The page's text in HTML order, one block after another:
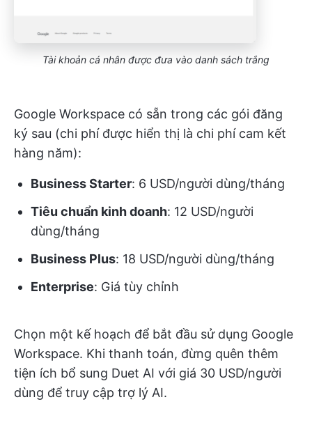
Tài khoản cá nhân được đưa vào danh sách trắng
Google Workspace có sẵn trong các gói đăng
ký sau (chi phí được hiển thị là chi phí cam kết
hàng năm):
Business Starter: 6 USD/người dùng/tháng
Tiêu chuẩn kinh doanh: 12 USD/người
dùng/tháng
Business Plus: 18 USD/người dùng/tháng
Enterprise: Giá tùy chỉnh
Chọn một kế hoạch để bắt đầu sử dụng Google
Workspace. Khi thanh toán, đừng quên thêm
tiện ích bổ sung Duet AI với giá 30 USD/người
dùng để truy cập trợ lý AI.